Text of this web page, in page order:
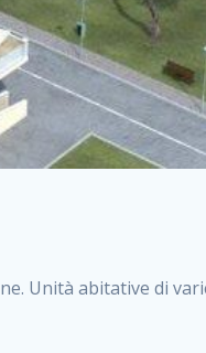
Unità abitative di